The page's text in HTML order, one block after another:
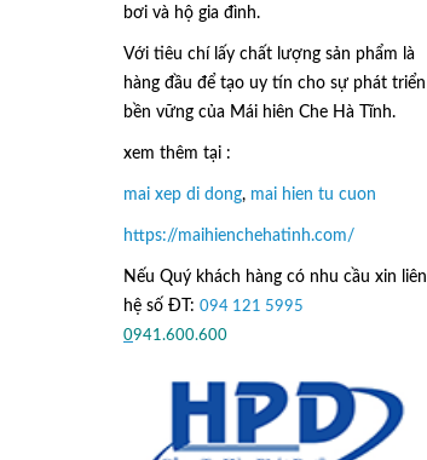
bơi và hộ gia đình.
Với tiêu chí lấy chất lượng sản phẩm là
hàng đầu để tạo uy tín cho sự phát triển
bền vững của Mái hiên Che Hà Tĩnh.
xem thêm tại :
mai xep di dong, mai hien tu cuon
https://maihienchehatinh.com/
Nếu Quý khách hàng có nhu cầu xin liên
hệ số ĐT: 094 121 5995
0941.600.600